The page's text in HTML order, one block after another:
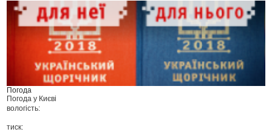
Погода
Погода у Києві
вологість:
тиск: